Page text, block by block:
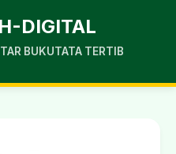
DIGITAL
BUKUTATA TERTIB